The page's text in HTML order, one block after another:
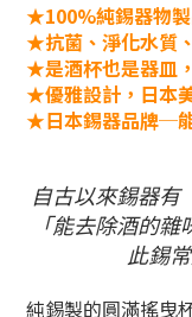
★100%純錫器物
★抗菌、淨化水質
★是酒杯也是器皿
★優雅設計，日本
★日本錫器品牌─
自古以來錫器有
「能去除酒的
此錫
純錫製的圓滿搖曳